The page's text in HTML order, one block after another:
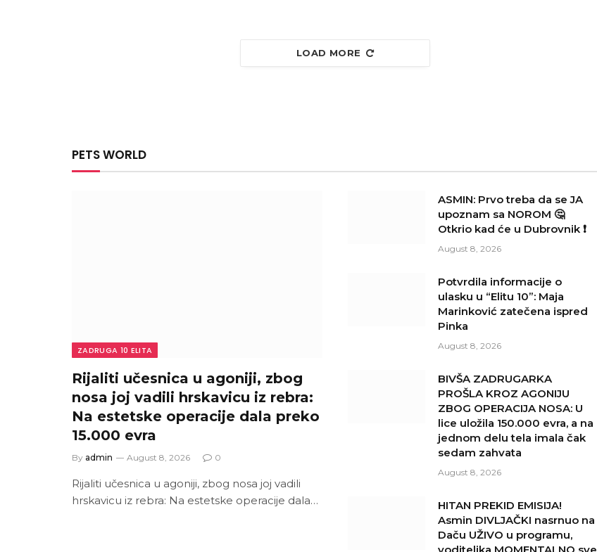
LOAD MORE
PETS WORLD
ZADRUGA 10 ELITA
Rijaliti učesnica u agoniji, zbog
nosa joj vadili hrskavicu iz rebra:
Na estetske operacije dala preko
15.000 evra
By admin August 8, 2026 0
Rijaliti učesnica u agoniji, zbog nosa joj vadili
hrskavicu iz rebra: Na estetske operacije dala…
ASMIN: Prvo treba da se JA
upoznam sa NOROM 🤔
Otkrio kad će u Dubrovnik ❗
August 8, 2026
Potvrdila informacije o
ulasku u “Elitu 10”: Maja
Marinković zatečena ispred
Pinka
August 8, 2026
BIVŠA ZADRUGARKA
PROŠLA KROZ AGONIJU
ZBOG OPERACIJA NOSA: U
lice uložila 150.000 evra, a na
jednom delu tela imala čak
sedam zahvata
August 8, 2026
HITAN PREKID EMISIJA!
Asmin DIVLJAČKI nasrnuo na
Daču UŽIVO u programu,